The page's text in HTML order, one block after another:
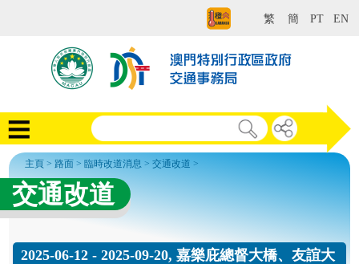
繁 簡 PT EN
主頁 >路面 > 臨時改道消息 >交通改道 >
交通改道
2025-06-12 - 2025-09-20, 嘉樂庇總督大橋、友誼大